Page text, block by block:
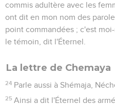
commis adultère avec les
ont dit en mon nom des
point commandées ; c'est
le témoin, dit l'Éternel.
La lettre de Chemaya
24 Parle aussi à Shémaja,
25 Ainsi a dit l'Éternel des